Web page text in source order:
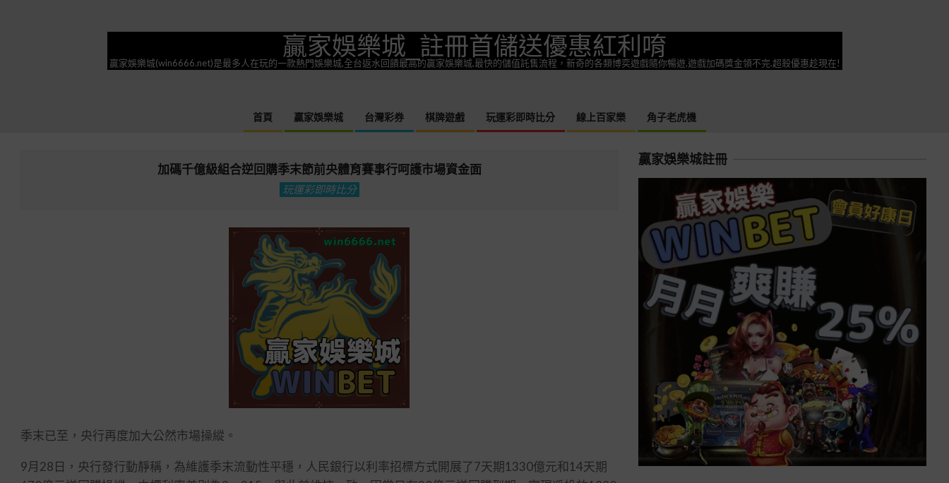
贏家娛樂城_註冊首儲送優惠紅利唷
贏家娛樂城(win6666.net)是最多人在玩的一款熱門娛樂城,全台返水回饋最高的贏家娛樂城,最快的儲值託售流程，新奇的各類博奕遊戲隨你暢遊,遊戲加碼獎金領不完.超殺優惠趁現在!
Primary
首頁 贏家娛樂城 台灣彩券 棋牌遊戲 玩運彩即時比分 線上百家樂 角子老虎機
加碼千億級組合逆回購季末節前央體育賽事行呵護市場資金面
玩運彩即時比分
季末已至，央行再度加大公然市場操縱。
9月28日，央行發行動靜稱，為維護季末流動性平穩，人民銀行以利率招標方式開展了7天期1330億元和14天期
贏家娛樂城註冊